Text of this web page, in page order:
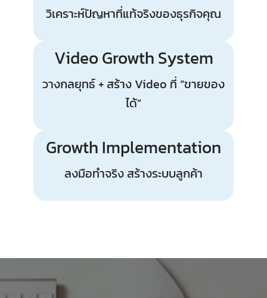
วิเคราะห์ปัญหาที่แท้จริงของธุรกิจคุณ
Video Growth System
วางกลยุทธ์ + สร้าง Video ที่ “ขายของ
ได้”
Growth Implementation
ลงมือทำจริง สร้างระบบลูกค้า